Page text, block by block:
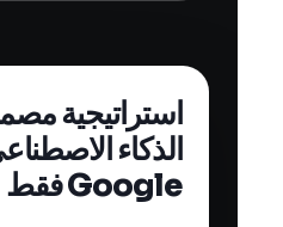
استراتيجية
الذكاء
Google فقط